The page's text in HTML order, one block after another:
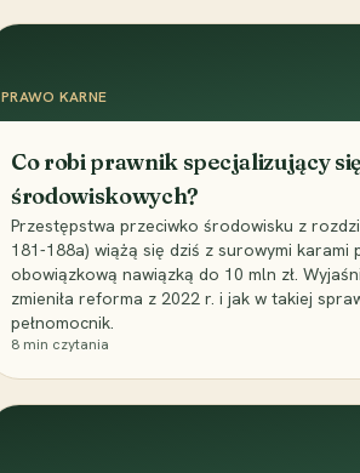
PRAWO KARNE
Co robi prawnik specjalizujący
środowiskowych?
Przestępstwa przeciwko środowisku z
181-188a) wiążą się dziś z surowymi karami
obowiązkową nawiązką do 10 mln zł.
zmieniła reforma z 2022 r. i jak w takiej
pełnomocnik.
8 min czytania